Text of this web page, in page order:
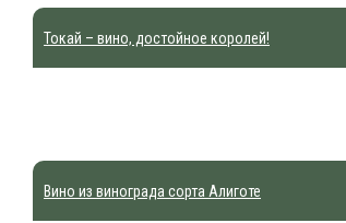
Токай – вино, достойное королей!
Вино из винограда сорта Алиготе